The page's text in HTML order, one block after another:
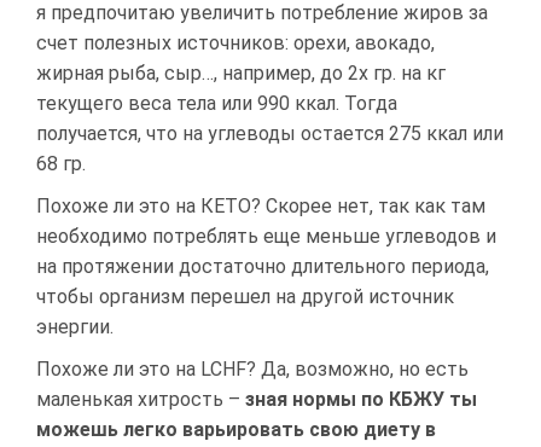
я предпочитаю увеличить потребление жиров за
счет полезных источников: орехи, авокадо,
жирная рыба, сыр…, например, до 2х гр. на кг
текущего веса тела или 990 ккал. Тогда
получается, что на углеводы остается 275 ккал или
68 гр.
Похоже ли это на КЕТО? Скорее нет, так как там
необходимо потреблять еще меньше углеводов и
на протяжении достаточно длительного периода,
чтобы организм перешел на другой источник
энергии.
Похоже ли это на LCHF? Да, возможно, но есть
маленькая хитрость – зная нормы по КБЖУ ты
можешь легко варьировать свою диету в